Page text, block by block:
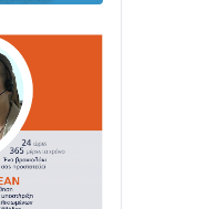
–
η
του